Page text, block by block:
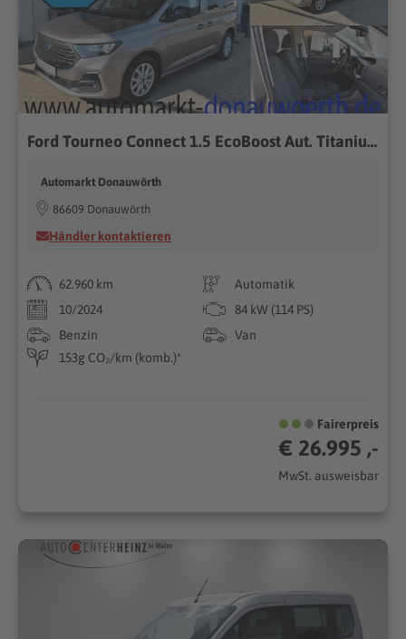
Ford Tourneo Connect 1.5 EcoBoost Aut. Titanium Navi
Automarkt Donauwörth
86609 Donauwörth
Händler kontaktieren
62.960 km
Automatik
10/2024
84 kW (114 PS)
Benzin
Van
153g CO₂/km (komb.)*
Fairerpreis
€ 26.995 ,-
MwSt. ausweisbar